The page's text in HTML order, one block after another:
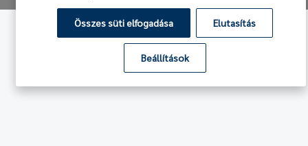
Összes süti elfogadása Elutasítás
Beállítások